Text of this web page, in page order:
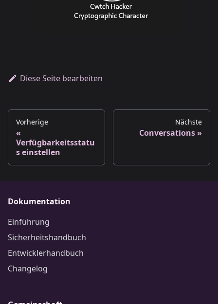
Diese Seite bearbeiten
Vorherige
Verfügbarkeitsstatu
s einstellen
Nächste
Conversations
Dokumentation
Einführung
Sicherheitshandbuch
Entwicklerhandbuch
Changelog